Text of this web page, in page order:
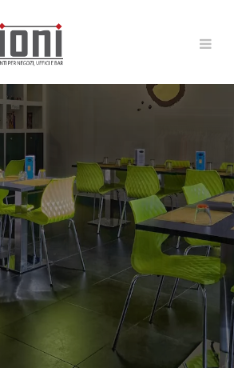
ARREDAMENTI
CHE FA PER TE